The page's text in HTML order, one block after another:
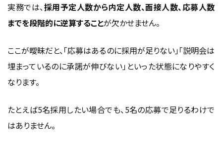
実務では、採用予定人数から内定人数、面接人数、応募人数
までを段階的に逆算することが欠かせません。
ここが曖昧だと、「応募はあるのに採用が足りない」「説明会は
埋まっているのに承諾が伸びない」といった状態になりやすく
なります。
たとえば5名採用したい場合でも、5名の応募で足りるわけで
はありません。